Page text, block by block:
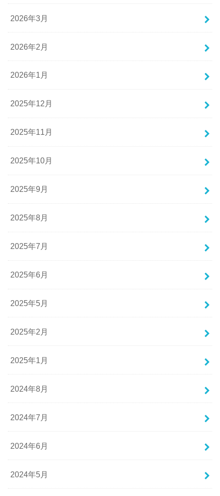
2026年3月
2026年2月
2026年1月
2025年12月
2025年11月
2025年10月
2025年9月
2025年8月
2025年7月
2025年6月
2025年5月
2025年2月
2025年1月
2024年8月
2024年7月
2024年6月
2024年5月